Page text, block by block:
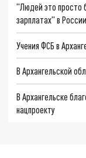
"Людей это просто
зарплатах" в России
Учения ФСБ в
В Архангельской
В Архангельске
нацпроекту